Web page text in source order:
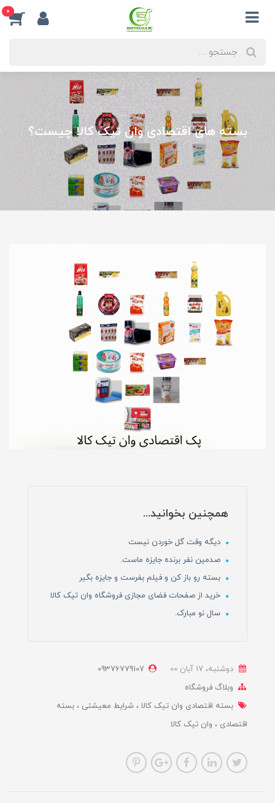
0
بسته های اقتصادی وان تیک کالا چیست؟
همچنین بخوانید...
دیگه وقت گل خوردن نیست
صدمین نفر برنده جایزه ماست.
بسته رو باز کن و فیلم بفرست و جایزه بگیر
خرید از صفحات فضای مجازی فروشگاه وان تیک کالا
سال نو مبارک.
دوشنبه، 17 آبان 00
09376779107
وبلاگ فروشگاه
بسته اقتصادی وان تیک کالا
شرایط معیشتی
بسته
اقتصادی
وان تیک کالا